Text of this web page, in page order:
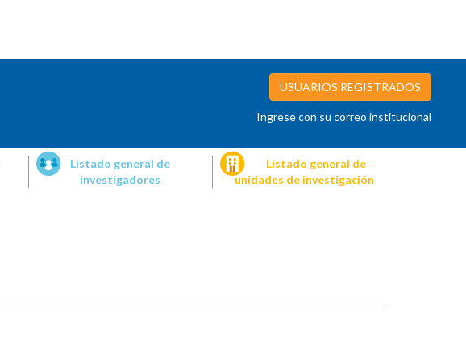
USUARIOS REGISTRADOS
Ingrese con su correo institucional
Listado general de
investigadores
Listado general de
unidades de investigación